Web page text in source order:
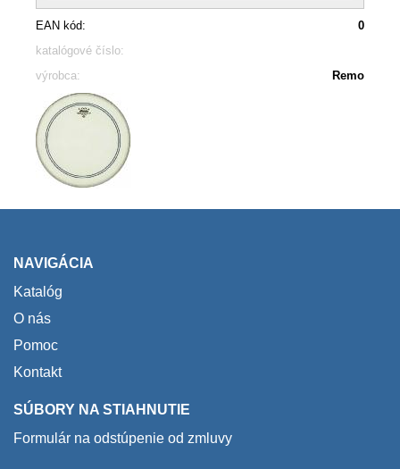
EAN kód:
0
katalógové číslo:
výrobca:
Remo
NAVIGÁCIA
Katalóg
O nás
Pomoc
Kontakt
SÚBORY NA STIAHNUTIE
Formulár na odstúpenie od zmluvy